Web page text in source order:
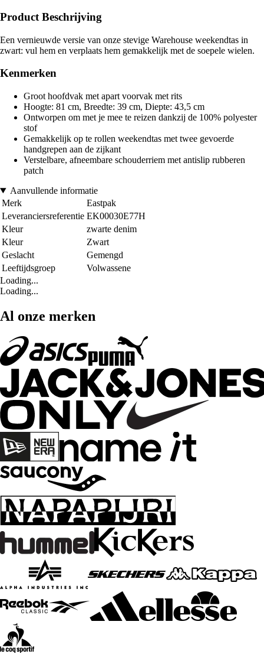
Product Beschrijving
Een vernieuwde versie van onze stevige Warehouse weekendtas in
zwart: vul hem en verplaats hem gemakkelijk met de soepele wielen.
Kenmerken
Groot hoofdvak met apart voorvak met rits
Hoogte: 81 cm, Breedte: 39 cm, Diepte: 43,5 cm
Ontworpen om met je mee te reizen dankzij de 100% polyester
stof
Gemakkelijk op te rollen weekendtas met twee gevoerde
handgrepen aan de zijkant
Verstelbare, afneembare schouderriem met antislip rubberen
patch
Aanvullende informatie
Merk
Eastpak
Leveranciersreferentie EK00030E77H
Kleur
zwarte denim
Kleur
Zwart
Geslacht
Gemengd
Leeftijdsgroep
Volwassene
Loading...
Loading...
Al onze merken